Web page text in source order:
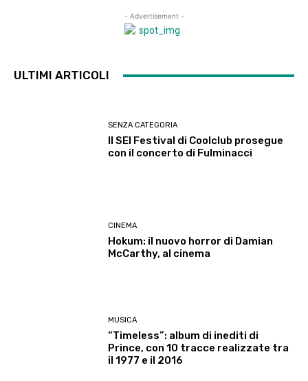
- Advertisement -
ULTIMI ARTICOLI
SENZA CATEGORIA
Il SEI Festival di Coolclub prosegue
con il concerto di Fulminacci
CINEMA
Hokum: il nuovo horror di Damian
McCarthy, al cinema
MUSICA
“Timeless”: album di inediti di
Prince, con 10 tracce realizzate tra
il 1977 e il 2016